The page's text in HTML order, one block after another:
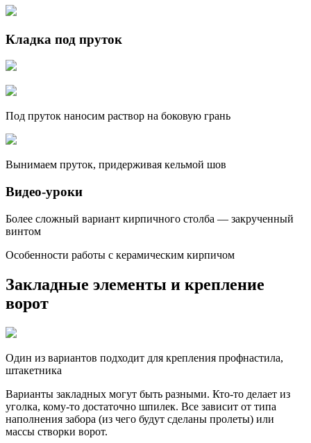
Кладка под пруток
Под пруток наносим раствор на боковую грань
Вынимаем пруток, придерживая кельмой шов
Видео-уроки
Более сложный вариант кирпичного столба — закрученный
винтом
Особенности работы с керамическим кирпичом
Закладные элементы и крепление
ворот
Один из вариантов подходит для крепления профнастила,
штакетника
Варианты закладных могут быть разными. Кто-то делает из
уголка, кому-то достаточно шпилек. Все зависит от типа
наполнения забора (из чего будут сделаны пролеты) или
массы створки ворот.